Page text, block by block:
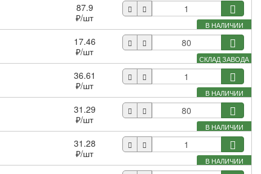
В НАЛИЧИИ
87.9
₽/шт
СКЛАД ЗАВОДА
17.46
₽/шт
В НАЛИЧИИ
36.61
₽/шт
В НАЛИЧИИ
31.29
₽/шт
В НАЛИЧИИ
31.28
₽/шт